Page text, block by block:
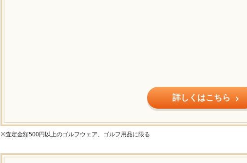
詳しくはこちら
※査定金額500円以上のゴルフウェア、ゴルフ用品に限る